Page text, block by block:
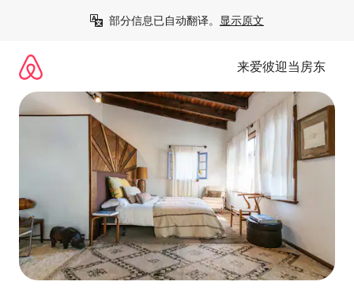
部分信息已自动翻译。 显示原文
来爱彼迎当房东